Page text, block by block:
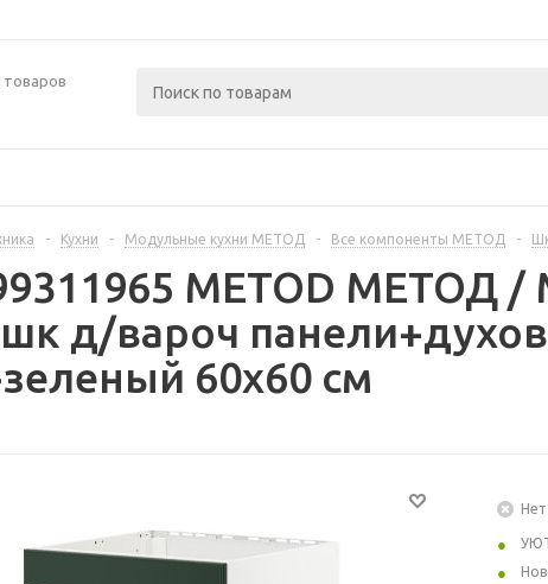
товаров
- Кухни - Модульные кухни МЕТОД - Все компоненты МЕТОД -
METOD МЕТОД
д/вароч
60x60 см